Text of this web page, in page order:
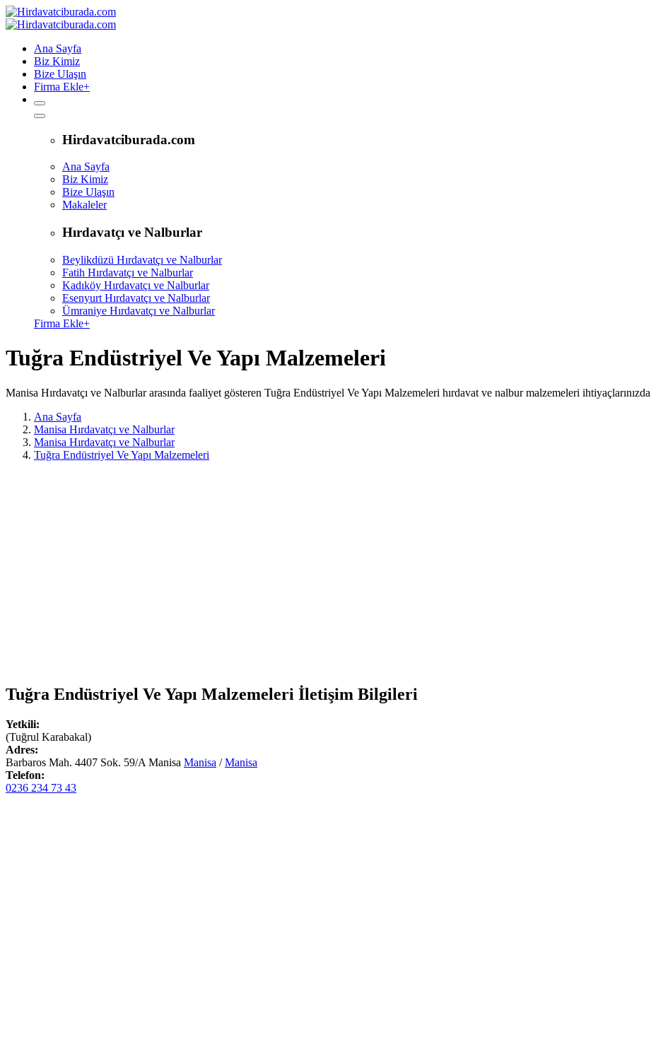
Ana Sayfa
Biz Kimiz
Bize Ulaşın
Firma Ekle+
Hirdavatciburada.com
Ana Sayfa
Biz Kimiz
Bize Ulaşın
Makaleler
Hırdavatçı ve Nalburlar
Beylikdüzü Hırdavatçı ve Nalburlar
Fatih Hırdavatçı ve Nalburlar
Kadıköy Hırdavatçı ve Nalburlar
Esenyurt Hırdavatçı ve Nalburlar
Ümraniye Hırdavatçı ve Nalburlar
Firma Ekle+
Tuğra Endüstriyel Ve Yapı Malzemeleri
Manisa Hırdavatçı ve Nalburlar arasında faaliyet gösteren Tuğra Endüstriyel Ve Yapı Malzemeleri hırdavat ve nalbur malzemeleri
Ana Sayfa
Manisa Hırdavatçı ve Nalburlar
Manisa Hırdavatçı ve Nalburlar
Tuğra Endüstriyel Ve Yapı Malzemeleri
Tuğra Endüstriyel Ve Yapı Malzemeleri İletişim Bilgileri
Yetkili:
(Tuğrul Karabakal)
Adres:
Barbaros Mah. 4407 Sok. 59/A Manisa Manisa /Manisa
Telefon:
0236 234 73 43